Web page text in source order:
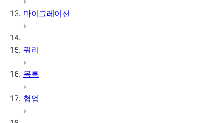
Apache Iceberg™ 테이블
동적 테이블
마이그레이션
쿼리
목록
협업